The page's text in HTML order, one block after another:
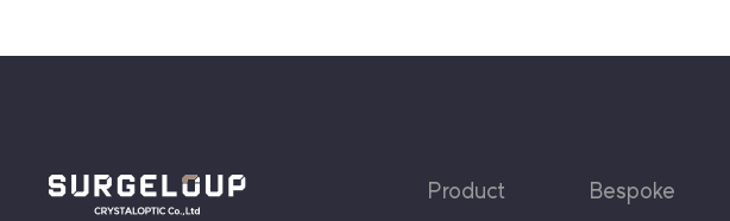
Product Bespoke